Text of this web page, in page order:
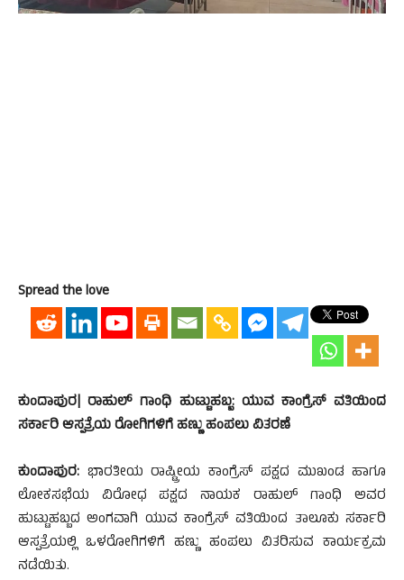
Spread the love
ಕುಂದಾಪುರ| ರಾಹುಲ್ ಗಾಂಧಿ ಹುಟ್ಟುಹಬ್ಬ: ಯುವ ಕಾಂಗ್ರೆಸ್ ವತಿಯಿಂದ
ಸರ್ಕಾರಿ ಆಸ್ಪತ್ರೆಯ ರೋಗಿಗಳಿಗೆ ಹಣ್ಣು ಹಂಪಲು ವಿತರಣೆ
ಕುಂದಾಪುರ: ಭಾರತೀಯ ರಾಷ್ಟ್ರೀಯ ಕಾಂಗ್ರೆಸ್ ಪಕ್ಷದ ಮುಖಂಡ ಹಾಗೂ
ಲೋಕಸಭೆಯ ವಿರೋಧ ಪಕ್ಷದ ನಾಯಕ ರಾಹುಲ್ ಗಾಂಧಿ ಅವರ
ಹುಟ್ಟುಹಬ್ಬದ ಅಂಗವಾಗಿ ಯುವ ಕಾಂಗ್ರೆಸ್ ವತಿಯಿಂದ ತಾಲೂಕು ಸರ್ಕಾರಿ
ಆಸ್ಪತ್ರೆಯಲ್ಲಿ ಒಳರೋಗಿಗಳಿಗೆ ಹಣ್ಣು ಹಂಪಲು ವಿತರಿಸುವ ಕಾರ್ಯಕ್ರಮ
ನಡೆಯಿತು.